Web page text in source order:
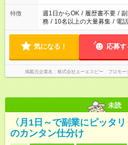
特徴 週1日からOK / 履歴書不要 /
務 / 10名以上の大量募集 / 電
気になる！ 応募す
掲載元企業名 株式会社エーエスピー プロモ
未読
〈月1日～で副業にピッタ
のカンタン仕分け